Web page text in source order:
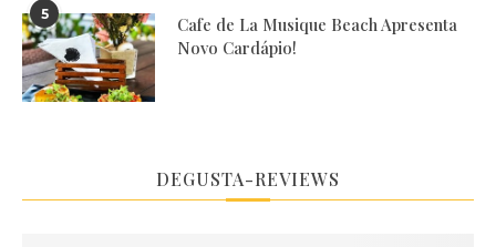
5
Cafe de La Musique Beach Apresenta
Novo Cardápio!
DEGUSTA-REVIEWS